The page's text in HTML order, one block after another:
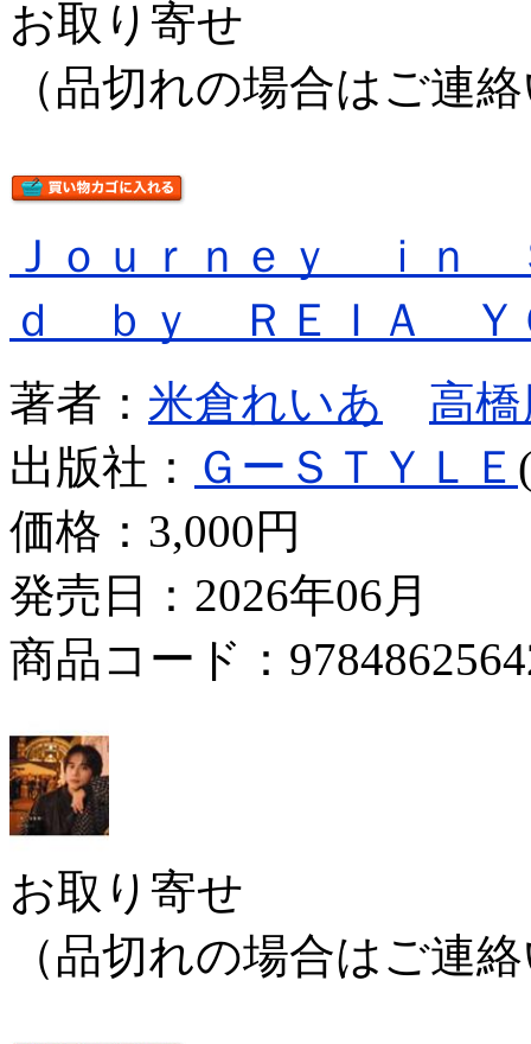
お取り寄せ
（品切れの場合はご連
Ｊｏｕｒｎｅｙ ｉｎ
ｄ ｂｙ ＲＥＩＡ Ｙ
著者： 米倉れいあ
高
出版社： ＧーＳＴＹＬＥ
価格： 3,000円
発売日：2026年06月
商品コード：
お取り寄せ
（品切れの場合はご連